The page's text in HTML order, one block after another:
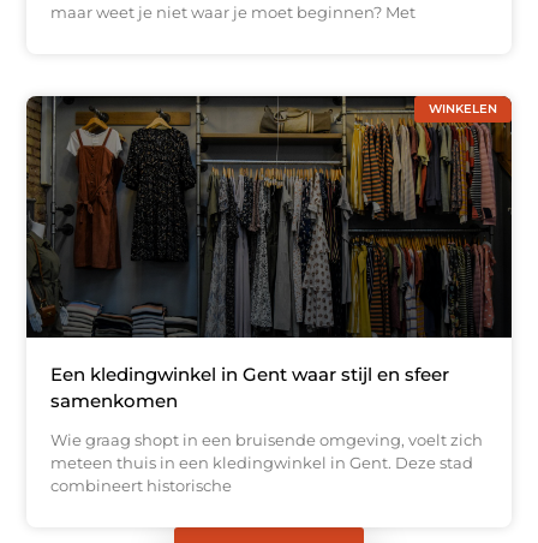
maar weet je niet waar je moet beginnen? Met
WINKELEN
Een kledingwinkel in Gent waar stijl en sfeer
samenkomen
Wie graag shopt in een bruisende omgeving, voelt zich
meteen thuis in een kledingwinkel in Gent. Deze stad
combineert historische